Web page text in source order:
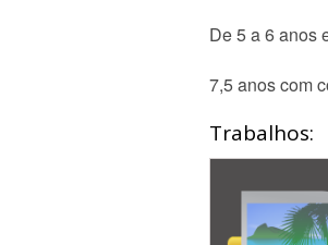
De 5 a 6 anos
7,5 anos com
Trabalhos: